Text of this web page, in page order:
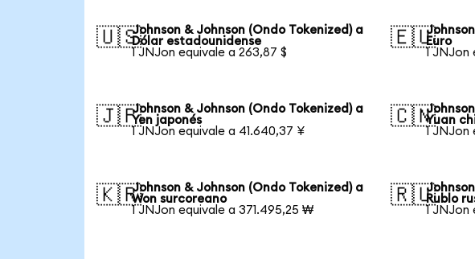
🇺🇸Johnson & Johnson (Ondo Tokenized) a
Dólar estadounidense
1 JNJon equivale a 263,87 $
🇪🇺Euro
1 JNJon
🇯🇵Johnson & Johnson (Ondo Tokenized) a
Yen japonés
1 JNJon equivale a 41.640,37 ¥
🇨🇳Yuan
1 JNJon
🇰🇷Johnson & Johnson (Ondo Tokenized) a
Won surcoreano
1 JNJon equivale a 371.495,25 ₩
🇷🇺Rublo
1 JNJon